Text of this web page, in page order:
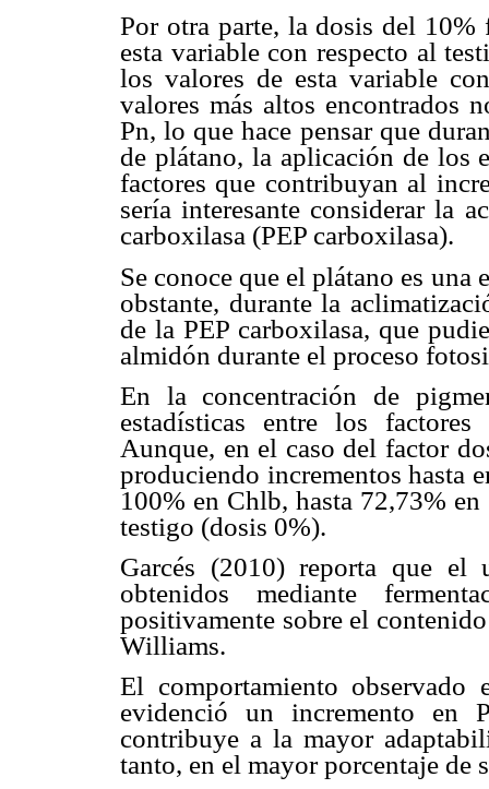
Por otra parte, la dosis del
esta variable con respecto al
los valores de esta variable
valores más altos encontrados
Pn, lo que hace pensar que
de plátano, la aplicación de los
factores que contribuyan al
sería interesante considerar la
carboxilasa (PEP carboxilasa).
Se conoce que el plátano es
obstante, durante la
de la PEP carboxilasa, que
almidón durante el proceso
En la concentración de
estadísticas entre los
Aunque, en el caso del factor
produciendo incrementos hasta
100% en Chlb, hasta 72,73%
testigo (dosis 0%).
Garcés (2010) reporta que
obtenidos mediante
positivamente sobre el
Williams.
El comportamiento observado
evidenció un incremento en
contribuye a la mayor
tanto, en el mayor porcentaje de